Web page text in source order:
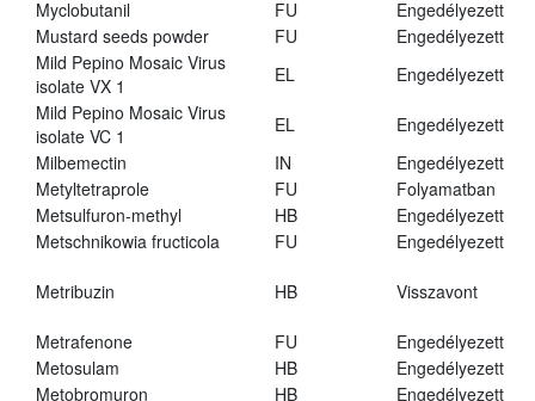
Myclobutanil FU
Engedélyezett
Mustard seeds powder
FU
Engedélyezett
Mild Pepino Mosaic Virus
isolate VX 1
EL
Engedélyezett
Mild Pepino Mosaic Virus
isolate VC 1
EL
Engedélyezett
Milbemectin
IN
Engedélyezett
Metyltetraprole
FU
Folyamatban
Metsulfuron-methyl
HB
Engedélyezett
Metschnikowia fructicola
FU Engedélyezett
Metribuzin HB Visszavont
Metrafenone FU
Engedélyezett
Metosulam
HB
Engedélyezett
Metobromuron
HB
Engedélyezett